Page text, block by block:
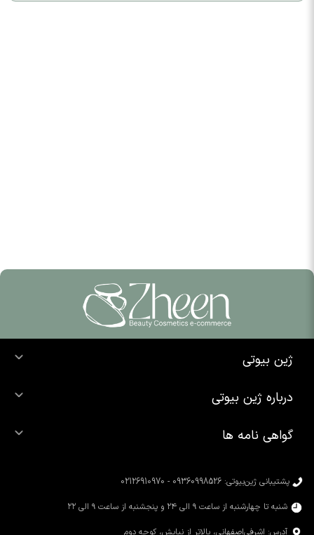
ژین بیوتی
خرید شوینده صورت
خرید رژ لب
درباره ژین بیوتی
تماس با ما
محصولات سیمپل
گواهی نامه ها
پشتیبانی ژین‌بیوتی: 09360998526 - 02126910970
شنبه تا چهارشنبه از ساعت ۹ الی ۲۴ و پنجشنبه از ساعت ۹ الی ۲۲
آدرس: اشرفی‌اصفهانی، بالاتر از نیایش، کوچه دوم